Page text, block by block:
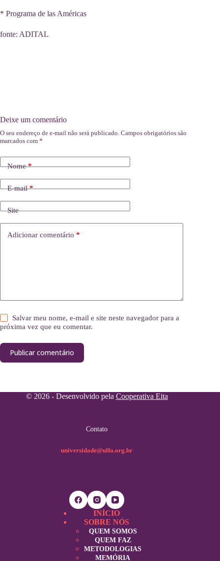
* Programa de las Américas
fonte: ADITAL
Deixe um comentário
O seu endereço de e-mail não será publicado. Campos obrigatórios são
marcados com *
Nome*
E-mail*
Site
Adicionar comentário *
Salvar meu nome, e-mail e site neste navegador para a
próxima vez que eu comentar.
Publicar comentário
© 2026 - Desenvolvido pela Cooperativa Eita
Contato
universidade@ulfa.org.br
INÍCIO
SOBRE NÓS
QUEM SOMOS
QUEM FAZ
METODOLOGIAS
MEMÓRIA